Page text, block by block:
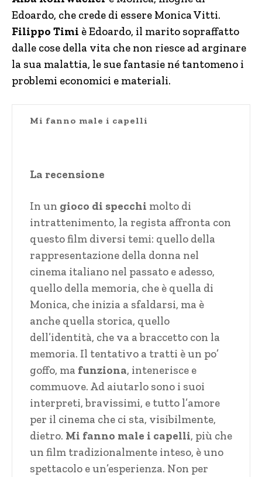
Edoardo, che crede di essere Monica Vitti.
Filippo Timi è Edoardo, il marito sopraffatto
dalle cose della vita che non riesce ad arginare
la sua malattia, le sue fantasie né tantomeno i
problemi economici e materiali.
Mi fanno male i capelli
La recensione
In un gioco di specchi molto di
intrattenimento, la regista affronta con
questo film diversi temi: quello della
rappresentazione della donna nel
cinema italiano nel passato e adesso,
quello della memoria, che è quella di
Monica, che inizia a sfaldarsi, ma è
anche quella storica, quello
dell’identità, che va a braccetto con la
memoria. Il tentativo a tratti è un po’
goffo, ma funziona, intenerisce e
commuove. Ad aiutarlo sono i suoi
interpreti, bravissimi, e tutto l’amore
per il cinema che ci sta, visibilmente,
dietro. Mi fanno male i capelli, più che
un film tradizionalmente inteso, è uno
spettacolo e un’esperienza. Non per